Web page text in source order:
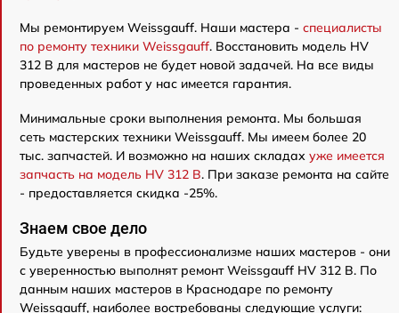
Мы ремонтируем Weissgauff. Наши мастера - специалисты
по ремонту техники Weissgauff. Восстановить модель HV
312 B для мастеров не будет новой задачей. На все виды
проведенных работ у нас имеется гарантия.
Минимальные сроки выполнения ремонта. Мы большая
сеть мастерских техники Weissgauff. Мы имеем более 20
тыс. запчастей. И возможно на наших складах уже имеется
запчасть на модель HV 312 B. При заказе ремонта на сайте
- предоставляется скидка -25%.
Знаем свое дело
Будьте уверены в профессионализме наших мастеров - они
с уверенностью выполнят ремонт Weissgauff HV 312 B. По
данным наших мастеров в Краснодаре по ремонту
Weissgauff, наиболее востребованы следующие услуги: